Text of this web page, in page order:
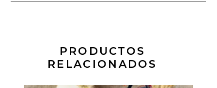
PRODUCTOS
RELACIONADOS